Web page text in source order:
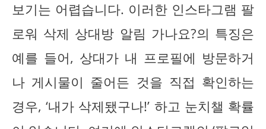
보기는 어렵습니다. 이러한 인스타그램 팔
로워 삭제 상대방 알림 가나요?의 특징은
예를 들어, 상대가 내 프로필에 방문하거
나 게시물이 줄어든 것을 직접 확인하는
경우, ‘내가 삭제됐구나!’ 하고 눈치챌 확률